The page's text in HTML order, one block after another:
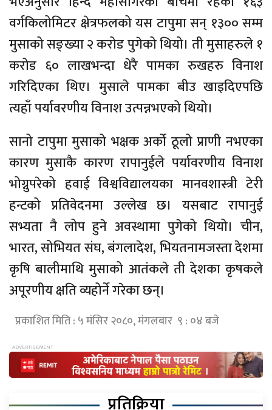
वर्गकिलोमिटर क्षेत्रफलको यस टापुमा सन् १३०० सम्म
मुसाको सङ्ख्या २ करोड पुगेको थियो। ती मुसाहरुले १
करोड ६० लाखभन्दा धेरै पामका रुखहरु विनाश
गरिदिएका थिए। मुसाले पामका बीउ खाइदिएपछि
त्यहाँ पर्यावरणीय विनाश उत्पन्नभएको थियो।
सानो टापुमा मुसाको भक्षक अर्को ठूलो प्राणी नभएका
कारण मुसाकै कारण रापानुईले पर्यावरणीय विनाश
भोग्नुपरेको हवाई विश्वविद्यालयका मानवशास्त्री टेरी
हन्टको प्रतिवेदनमा उल्लेख छ। यसबाट रापानुई
सभ्यता नै लोप हुने अवस्थामा पुगेको थियो। चीन,
भारत, सोभियत संघ, बंगलादेश, भियतनामजस्ता देशमा
कृषि बालीमाथि मुसाको आतंकले ती देशका कृषकले
अपूरणीय क्षति व्यहोर्ने गरेका छन्।
प्रकाशित मिति : ५ मंसिर २०८०, मंगलबार ९ : ०४ बजे
प्रतिक्रिया